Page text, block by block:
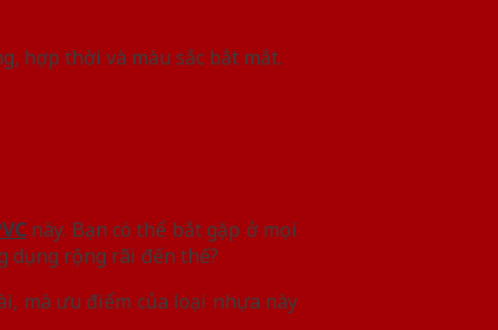
hợp thời và màu sắc bắt mắt.
này. Bạn có thể bắt gặp ở mọi
dụng rộng rãi đến thế?
mà ưu điểm của loại nhựa này